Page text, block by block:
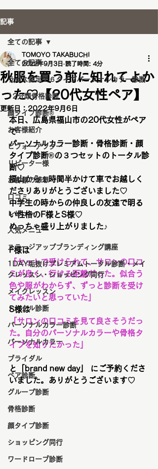
記事
全ての記事
ラピス認定１６タイプパーソナルカラー診断
12分類骨格診断
顔タイプ診断®️
お客様紹介
ビフォーアフター
リピーター様
お客様の感想
口コミ
レビュー
人気メニュー
ステージアップブランディング講座
1DAY垢抜けプレミアムトータル診断・メイ
クレッスン・ショッピング同行
メイクレッスン
トータル診断
パーソナルカラー診断
パーソナルカラー
ブライダル
ペア診断
グループ診断
骨格診断
顔タイプ診断
ショッピング同行
ワードローブ診断
全ての記事
秋服を買う前に知れてよか
った♡【20代女性ペア】
TOMOYO TAKABUCHI
2022年9月3日 読了時間: 4分
更新日：2022年9月6日
本日、広島県福山市の20代女性がペア
で
パーソナルカラー診断・骨格診断・顔
タイプ診断®︎の３つセットのトータル診
断♡
福山から１時間半かけて車でお越しく
ださりありがとうございました♡
中学生の時からの仲良しの友達で明る
い性格のF様とS様♡
めっちゃ盛り上がりました♪
F様は
「セットで受けられて、サロンの口コ
ミが良く、行ける距離だった。似合う
色や服がわからず、ずっと診断を受け
てみたいと思っていた」
S様は
「サロンの口コミを見て良さそうだっ
た。自分のパーソナルカラーや骨格タ
イプを知りたかった」
と「brand new day」 にご予約くださ
いました。ありがとうございます♡